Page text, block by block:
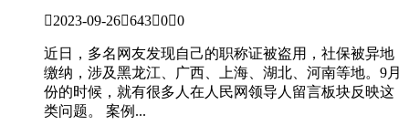
2023-09-2664300
近日，多名网友发现自己的职称证被盗用，社保被异地
缴纳，涉及黑龙江、广西、上海、湖北、河南等地。9月
份的时候，就有很多人在人民网领导人留言板块反映这
类问题。 案例...